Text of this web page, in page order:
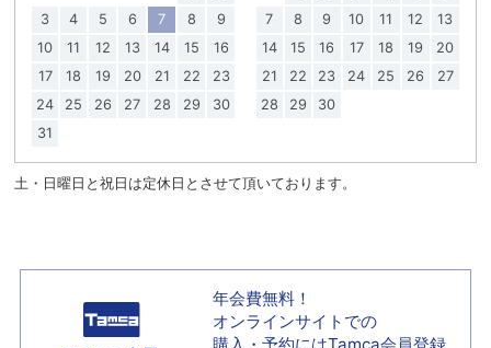
3
4 5 6 7 8
9
10
11 12 13 14 15
16
17
18 19 20 21 22
23
24
25 26 27 28 29
30
31
7
8 9 10 11 12
13
14
15 16 17 18 19
20
21
22 23 24 25 26
27
28
29 30
土・日曜日と祝日は定休日とさせて頂いております。
年会費無料！
オンラインサイトでの